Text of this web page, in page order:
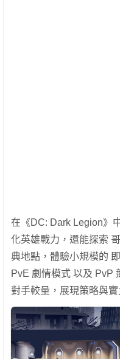
在《DC: Dark Legion》
化英雄戰力，還能探索
典地點，體驗小規模的
PvE 劇情模式 以及 PvP
對手較量，展現策略與實